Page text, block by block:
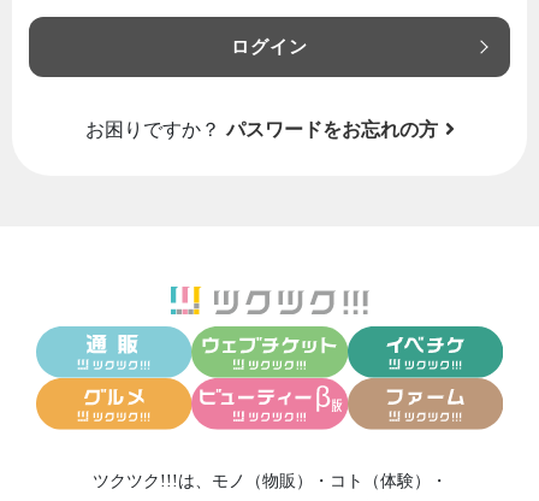
ログイン
お困りですか？ パスワードをお忘れの方
ツクツク!!!は、 モノ（物販） ・ コト（体験）
・